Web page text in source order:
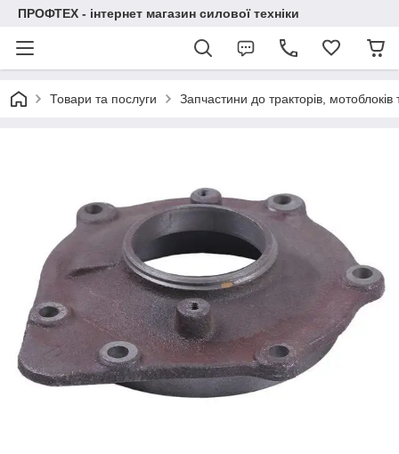
ПРОФТЕХ - інтернет магазин силової техніки
Товари та послуги Запчастини до тракторів,